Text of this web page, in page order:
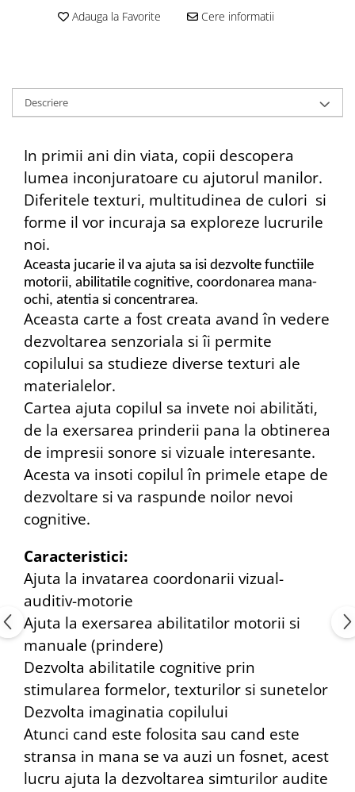
Adauga la Favorite Cere informatii
Descriere
In primii ani din viata, copii descopera
lumea inconjuratoare cu ajutorul manilor.
Diferitele texturi, multitudinea de culori si
forme il vor incuraja sa exploreze lucrurile
noi.
Aceasta jucarie il va ajuta sa isi dezvolte functiile
motorii, abilitatile cognitive, coordonarea mana-
ochi, atentia si concentrarea.
Aceasta carte a fost creata avand în vedere
dezvoltarea senzoriala si îi permite
copilului sa studieze diverse texturi ale
materialelor.
Cartea ajuta copilul sa invete noi abilităti,
de la exersarea prinderii pana la obtinerea
de impresii sonore si vizuale interesante.
Acesta va insoti copilul în primele etape de
dezvoltare si va raspunde noilor nevoi
cognitive.
Caracteristici:
Ajuta la invatarea coordonarii vizual-
auditiv-motorie
Ajuta la exersarea abilitatilor motorii si
manuale (prindere)
Dezvolta abilitatile cognitive prin
stimularea formelor, texturilor si sunetelor
Dezvolta imaginatia copilului
Atunci cand este folosita sau cand este
stransa in mana se va auzi un fosnet, acest
lucru ajuta la dezvoltarea simturilor audite